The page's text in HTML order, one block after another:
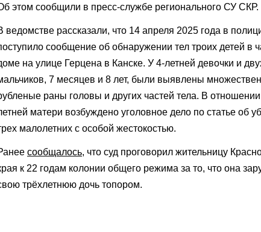
этом сообщили в пресс-службе регионального СУ СКР.
ведомстве рассказали, что 14 апреля 2025 года в
сообщение об обнаружении тел троих детей в
на улице Герцена в Канске. У 4-летней девочки и
7 месяцев и 8 лет, были выявлены
раны головы и других частей тела. В
матери возбуждено уголовное дело по статье об
малолетних с особой жестокостью.
сообщалось, что суд проговорил жительницу
к 22 годам колонии общего режима за то, что она
трёхлетнюю дочь топором.